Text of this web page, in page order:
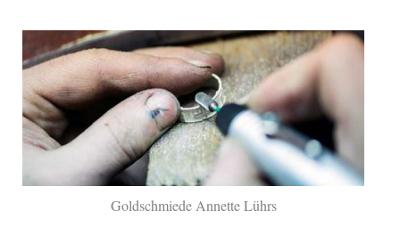
Goldschmiede Annette Lührs